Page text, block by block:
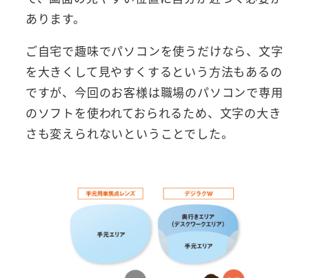
あります。
ご自宅で趣味でパソコンを使うだけなら、文字
を大きくして見やすくするという方法もあるの
ですが、今回のお客様は職場のパソコンで専用
のソフトを使われておられるため、文字の大き
さも変えられないということでした。